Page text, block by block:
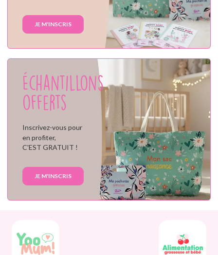
JE M'INSCRIS
Échantillons
offerts
Inscrivez-vous pour
en profiter,
C'EST GRATUIT !
JE M'INSCRIS